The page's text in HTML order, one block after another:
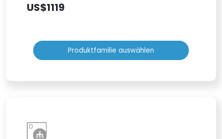
US$1119
Produktfamilie auswählen